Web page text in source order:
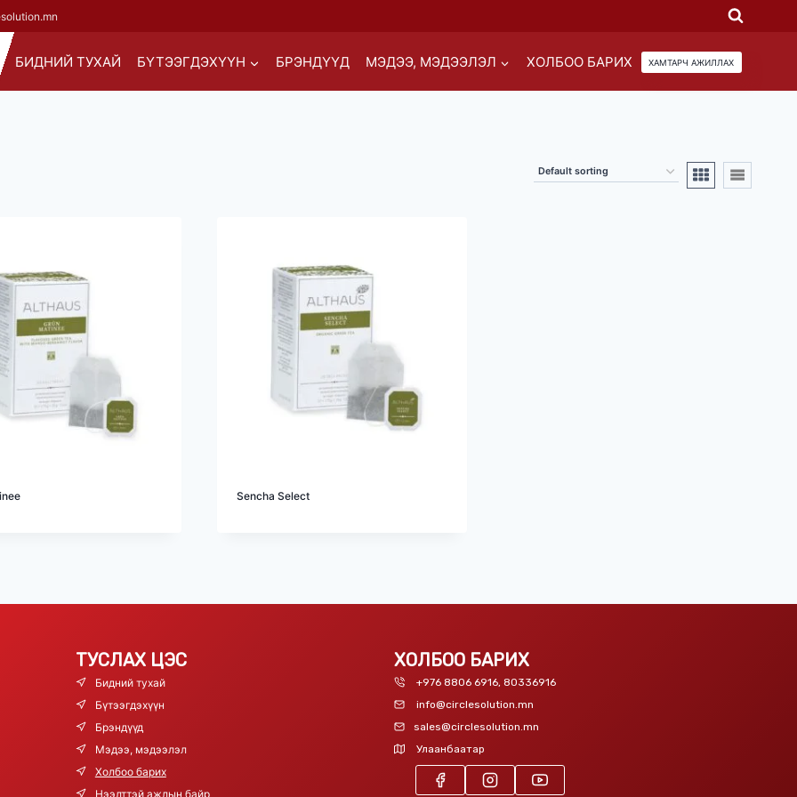
БИДНИЙ ТУХАЙ БҮТЭЭГДЭХҮҮН БРЭНДҮҮД МЭДЭЭ, МЭДЭЭЛЭЛ ХОЛБОО БАРИХ ХАМТАРЧ АЖИЛЛАХ
Sencha Select
ТУСЛАХ ЦЭС
Бидний тухай
Бүтээгдэхүүн
Брэндүүд
Мэдээ, мэдээлэл
Холбоо барих
Нээлттэй ажлын байр
ХОЛБОО БАРИХ
+976 8806 6916, 80336916
info@circlesolution.mn
sales@circlesolution.mn
Улаанбаатар